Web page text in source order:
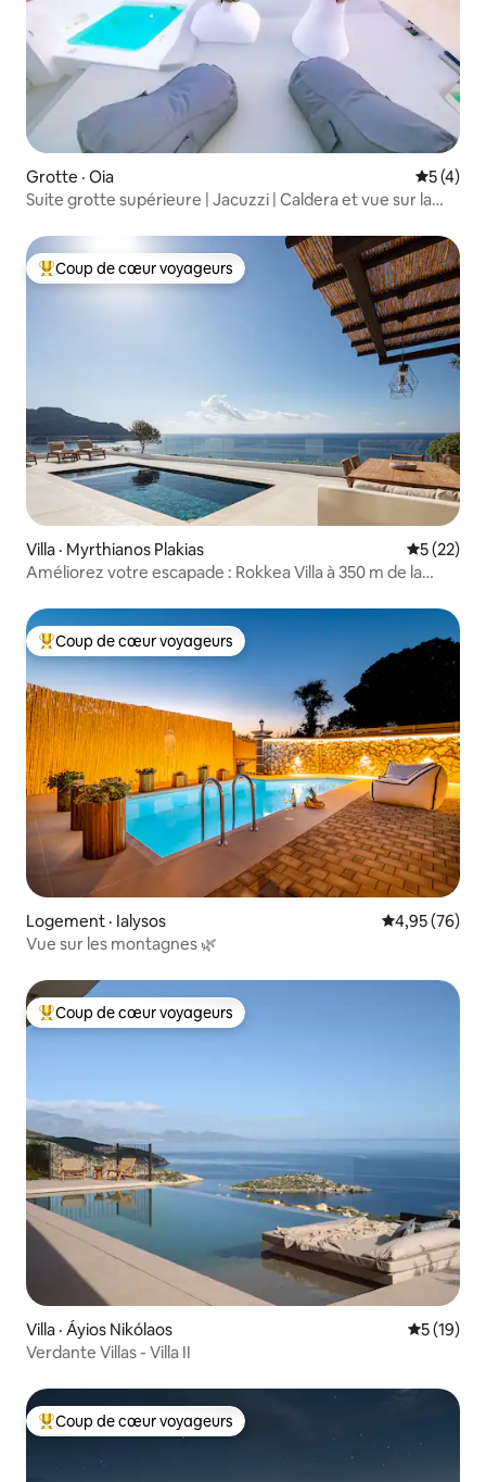
Grotte · Oia Note
5 (4)
Suite grotte supérieure | Jacuzzi | Caldera et vue sur la
Coup de cœur voyageurs parmi les plus aimés
Coup de cœur voyageurs
Villa · Myrthianos Plakias Note
5 (22)
Améliorez votre escapade : Rokkea Villa à 350 m de la
Coup de cœur voyageurs parmi les plus aimés
Coup de cœur voyageurs
Logement · Ialysos Note
4,95 (76)
Vue sur les montagnes 🌿
Coup de cœur voyageurs parmi les plus aimés
Coup de cœur voyageurs
Villa · Áyios Nikólaos Note
5 (19)
Verdante Villas - Villa II
Coup de cœur voyageurs parmi les plus aimés
Coup de cœur voyageurs